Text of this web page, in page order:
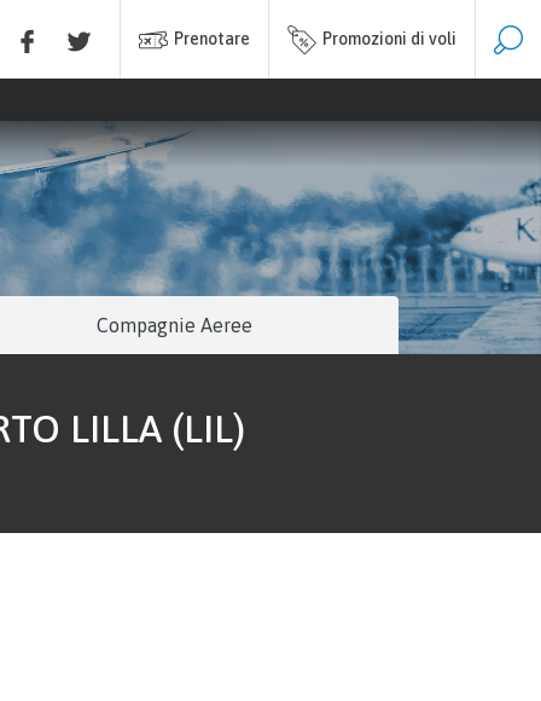
Prenotare Promozioni di voli
Compagnie Aeree
LILLA (LIL)